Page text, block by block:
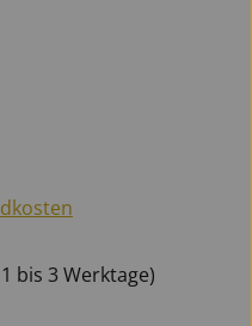
bis 3 Werktage)